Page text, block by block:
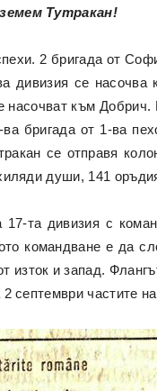
Тутракан!
2 бригада от
дивизия се
насочват към
бригада от 1-ва
се отправя
души, 141
17-та дивизия с
командване е да
изток и запад.
септември частите